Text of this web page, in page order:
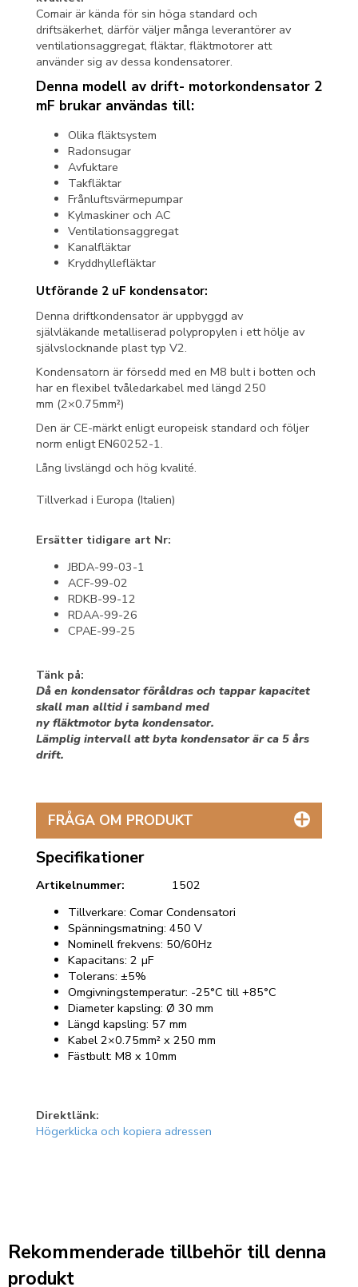
Comair är kända för sin höga standard och
driftsäkerhet, därför väljer många leverantörer av
ventilationsaggregat, fläktar, fläktmotorer att
använder sig av dessa kondensatorer.
Denna modell av drift- motorkondensator 2
mF brukar användas till:
Olika fläktsystem
Radonsugar
Avfuktare
Takfläktar
Frånluftsvärmepumpar
Kylmaskiner och AC
Ventilationsaggregat
Kanalfläktar
Kryddhyllefläktar
Utförande 2 uF kondensator:
Denna driftkondensator är uppbyggd av
självläkande metalliserad polypropylen i ett hölje av
självslocknande plast typ V2.
Kondensatorn är försedd med en M8 bult i botten och
har en flexibel tvåledarkabel med längd 250
mm (2×0.75mm²)
Den är CE-märkt enligt europeisk standard och följer
norm enligt EN60252-1.
Lång livslängd och hög kvalité.
Tillverkad i Europa (Italien)
Ersätter tidigare art Nr:
JBDA-99-03-1
ACF-99-02
RDKB-99-12
RDAA-99-26
CPAE-99-25
Tänk på:
Då en kondensator föråldras och tappar kapacitet
skall man alltid i samband med
ny fläktmotor byta kondensator.
Lämplig intervall att byta kondensator är ca 5 års
drift.
FRÅGA OM PRODUKT
Specifikationer
Artikelnummer:
1502
Tillverkare: Comar Condensatori
Spänningsmatning: 450 V
Nominell frekvens: 50/60Hz
Kapacitans: 2 µF
Tolerans: ±5%
Omgivningstemperatur: -25°C till +85°C
Diameter kapsling: Ø 30 mm
Längd kapsling: 57 mm
Kabel 2×0.75mm² x 250 mm
Fästbult: M8 x 10mm
Direktlänk:
Högerklicka och kopiera adressen
Rekommenderade tillbehör till denna
produkt